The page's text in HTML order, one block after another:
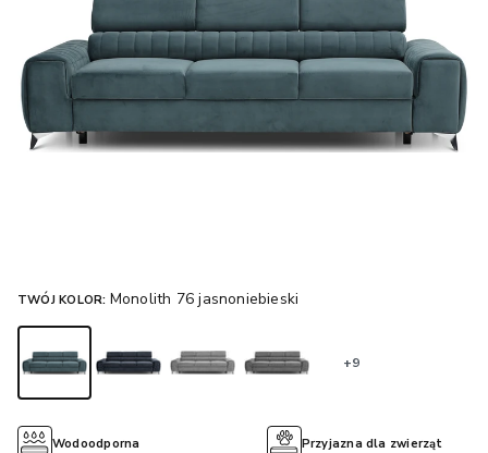
TWÓJ KOLOR: Monolith 76 jasnoniebieski
Wodoodporna Przyjazna dla zwierząt
+9